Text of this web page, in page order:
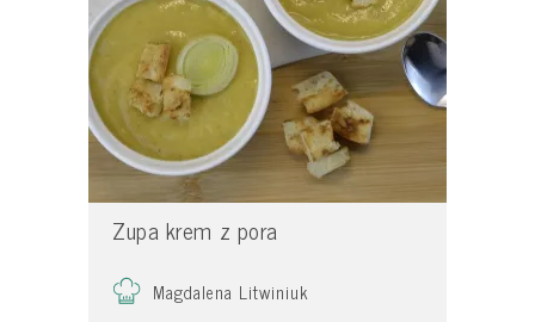
Zupa krem z pora
Magdalena Litwiniuk